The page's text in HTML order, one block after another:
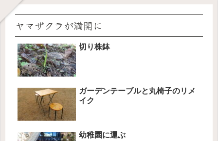
ヤマザクラが満開に
切り株鉢
ガーデンテーブルと丸椅子のリメ
イク
幼稚園に運ぶ